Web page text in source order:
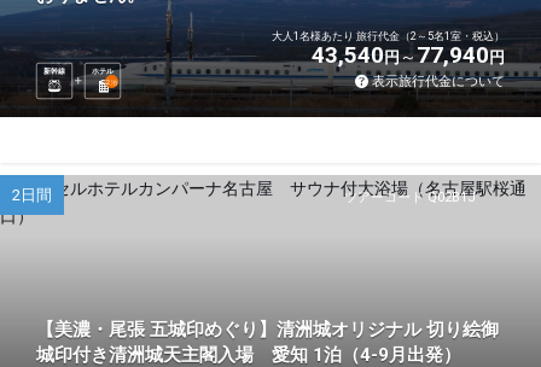
新幹線
ホテル
2泊
大人1名様あたり 旅行代金（2～5名1室・税込）
43,540円 77,940円
表示旅行代金について
ツアーコード Q02B1J
2日間
【美濃・尾張 五城印めぐり】清洲城オリジナル 切り絵御
城印付き清洲城天主閣入場 愛知 1泊（4-9月出発）